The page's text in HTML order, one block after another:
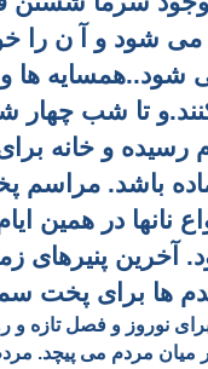
می شود و آ ن
شود..همسایه ها و
تا شب چهار
رسیده و خانه
باشد. مراسم
نانها در همین
آخرین پنیرهای
ها برای پخت
نوروز و فصل تازه
مردم می پیچد.